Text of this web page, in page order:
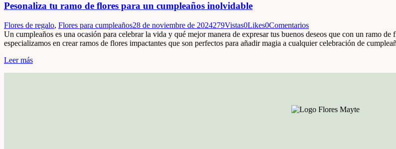
Pesonaliza tu ramo de flores para un cumpleaños inolvidable
Flores de regalo, Flores para cumpleaños28 de noviembre de 2024279Vistas0Likes0Comentarios
Un cumpleaños es una ocasión para celebrar la vida y qué mejor manera de expresar tus buenos deseos que con un ramo
especializamos en crear ramos de flores impactantes que son perfectos para añadir magia a cualquier celebración de
Leer más